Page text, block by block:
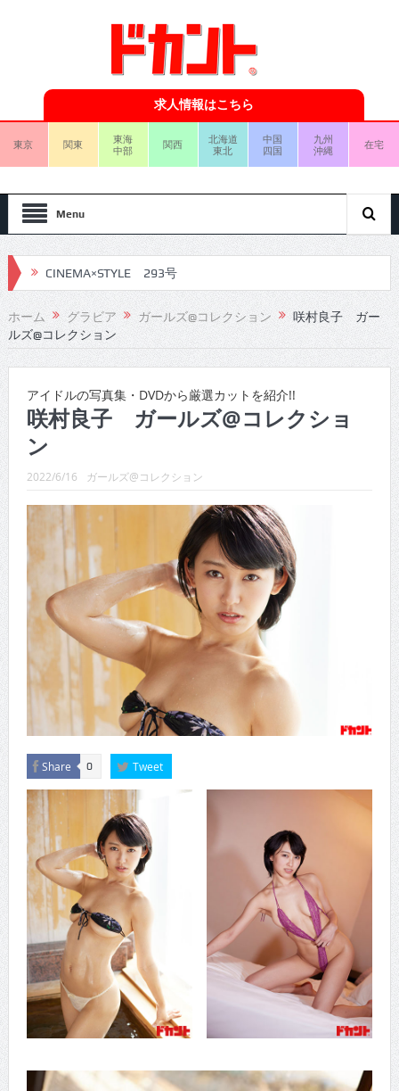
求人情報はこちら
東京 関東
東海
中部
関西
北海道
東北
中国
四国
九州
沖縄
在宅
Menu
CINEMA×STYLE 293号
CINEMA×STYLE 292号
CINEMA×STYLE 291号
CINEMA×STYLE 289号
CINEMA×STYLE 288号
CINEMA×STYLE 287号
CINEMA×STYLE 286号
CINEMA×STYLE 285号
CINEMA×STYLE 294号
ホーム グラビア ガールズ@コレクション
咲村良子 ガー
ルズ@コレクション
アイドルの写真集・DVDから厳選カットを紹介!!
咲村良子 ガールズ@コレクショ
ン
2022/6/16 ガールズ@コレクション
Share 0 Tweet